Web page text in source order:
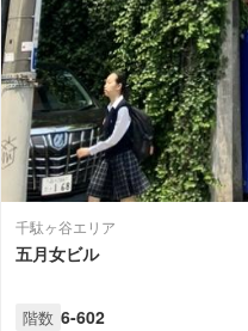
千駄ヶ谷エリア
五月女ビル
階数 6-602